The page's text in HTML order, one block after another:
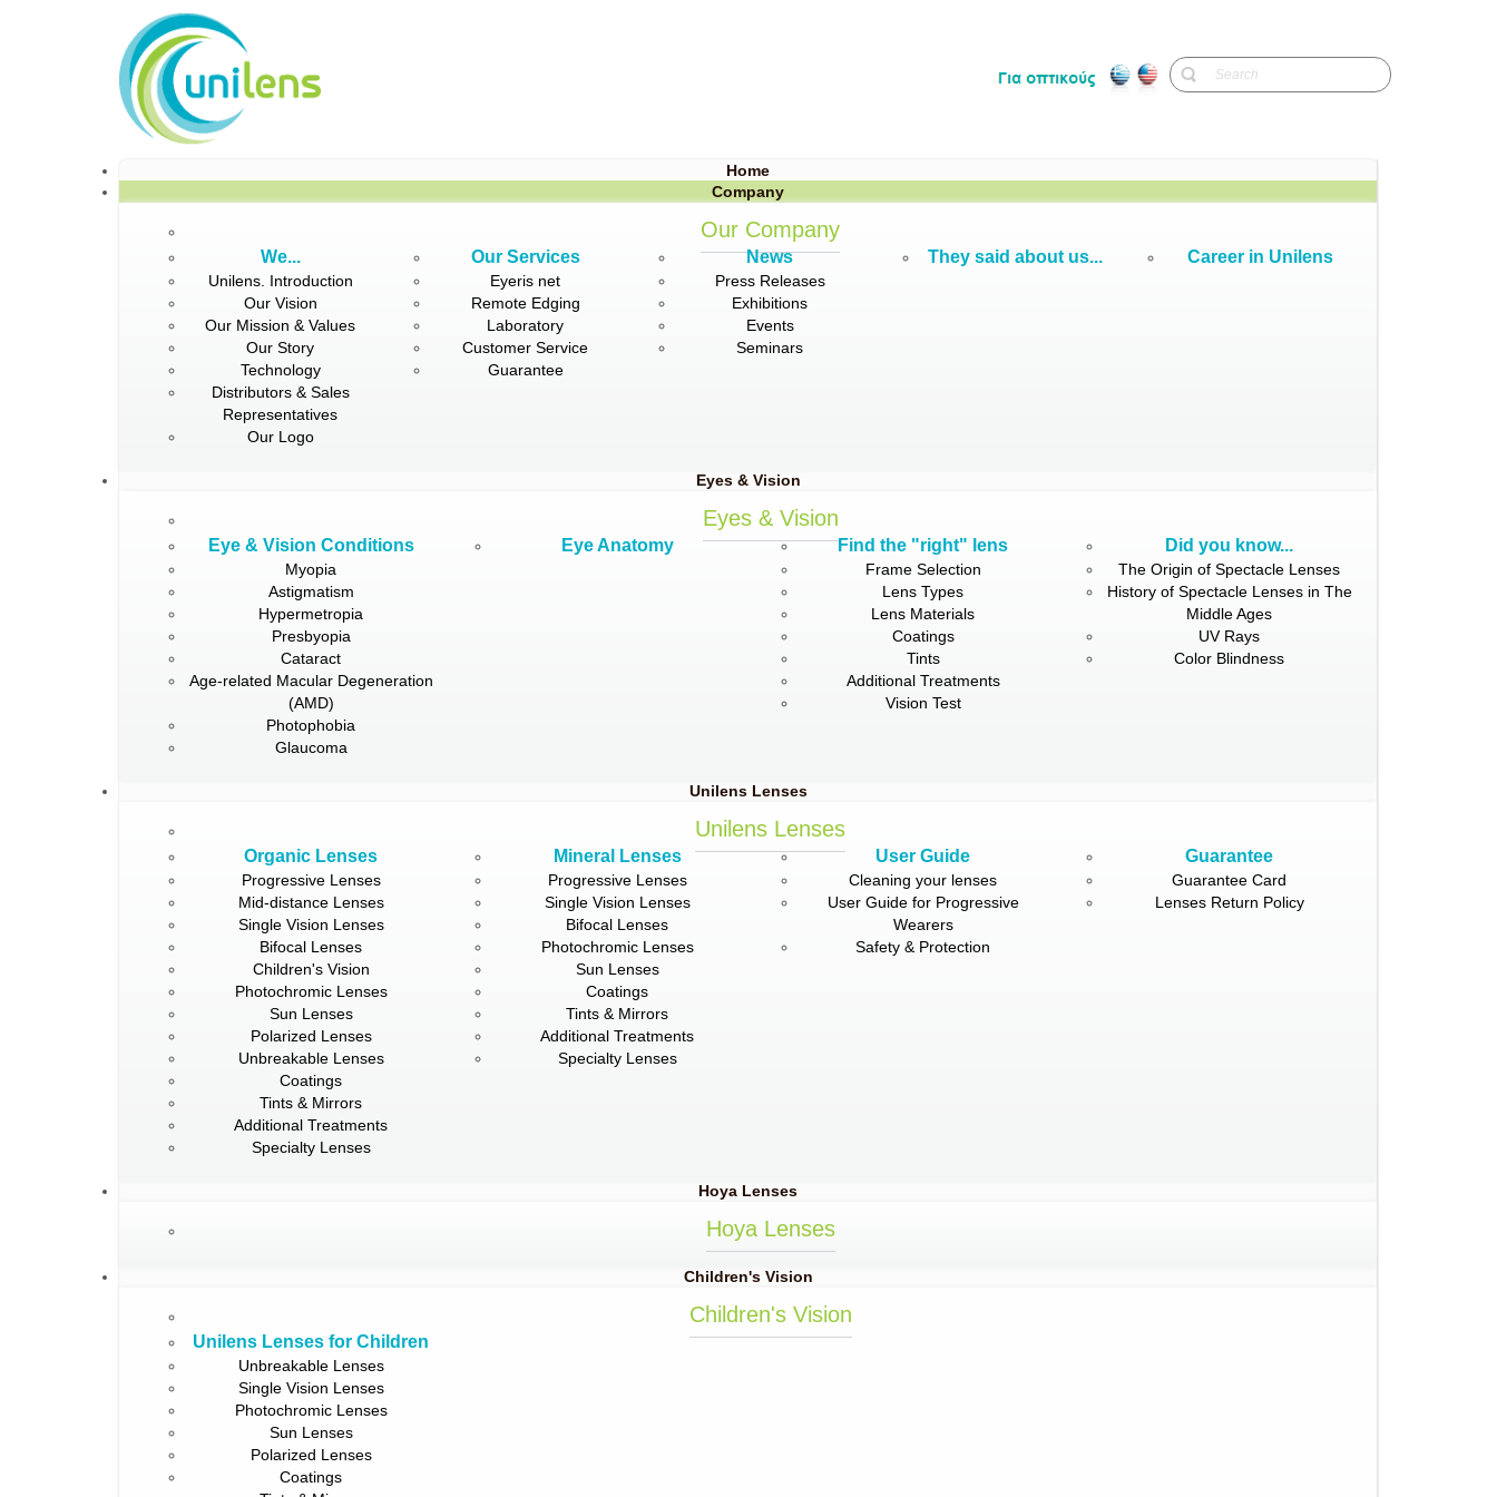
Home
Company
Our Company
We...
Unilens. Introduction
Our Vision
Our Mission & Values
Our Story
Technology
Distributors & Sales
Representatives
Our Logo
Our Services
Eyeris net
Remote Edging
Laboratory
Customer Service
Guarantee
News
Press Releases
Exhibitions
Events
Seminars
They said about us... Career in Unilens
Eyes & Vision
Eyes & Vision
Eye & Vision Conditions
Myopia
Astigmatism
Hypermetropia
Presbyopia
Cataract
Age-related Macular Degeneration
(AMD)
Photophobia
Glaucoma
Eye Anatomy Find the "right" lens
Frame Selection
Lens Types
Lens Materials
Coatings
Tints
Additional Treatments
Vision Test
Did you know...
The Origin of Spectacle Lenses
History of Spectacle Lenses in The
Middle Ages
UV Rays
Color Blindness
Unilens Lenses
Unilens Lenses
Organic Lenses
Progressive Lenses
Mid-distance Lenses
Single Vision Lenses
Bifocal Lenses
Children's Vision
Photochromic Lenses
Sun Lenses
Polarized Lenses
Unbreakable Lenses
Coatings
Tints & Mirrors
Additional Treatments
Specialty Lenses
Mineral Lenses
Progressive Lenses
Single Vision Lenses
Bifocal Lenses
Photochromic Lenses
Sun Lenses
Coatings
Tints & Mirrors
Additional Treatments
Specialty Lenses
User Guide
Cleaning your lenses
User Guide for Progressive
Wearers
Safety & Protection
Guarantee
Guarantee Card
Lenses Return Policy
Hoya Lenses
Hoya Lenses
Children's Vision
Children's Vision
Unilens Lenses for Children
Unbreakable Lenses
Single Vision Lenses
Photochromic Lenses
Sun Lenses
Polarized Lenses
Coatings